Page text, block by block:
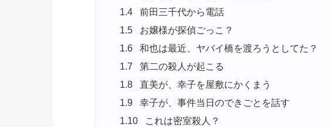
1.4
前田三千代から電話
1.5
お嬢様が探偵ごっこ？
1.6
和也は最近、ヤバイ橋を渡ろうとしてた？
1.7
第二の殺人が起こる
1.8
直美が、幸子を屋敷にかくまう
1.9
幸子が、事件当日のできごとを話す
1.10
これは密室殺人？